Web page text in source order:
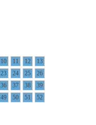
10 11 12
13
23 24 25
26
36 37 38
39
49 50 51 52